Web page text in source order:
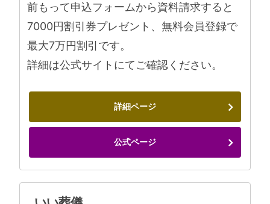
前もって申込フォームから資料請求すると
7000円割引券プレゼント、無料会員登録で
最大7万円割引です。
詳細は公式サイトにてご確認ください。
詳細ページ
公式ページ